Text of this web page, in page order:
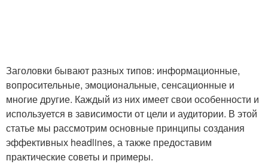
Заголовки бывают разных типов: информационные,
вопросительные, эмоциональные, сенсационные и
многие другие. Каждый из них имеет свои особенности и
используется в зависимости от цели и аудитории. В этой
статье мы рассмотрим основные принципы создания
эффективных headlines, а также предоставим
практические советы и примеры.